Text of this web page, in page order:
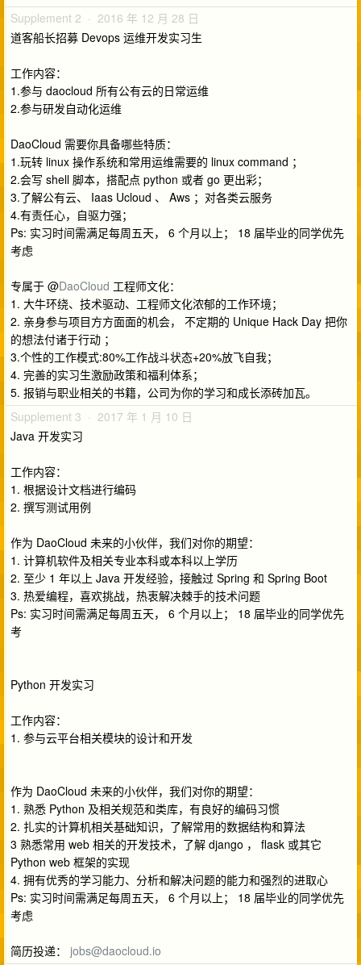
Supplement 2 · 2016 年 12 月 28 日
道客船长招募 Devops 运维开发实习生
工作内容：
1.参与 daocloud 所有公有云的日常运维
2.参与研发自动化运维
DaoCloud 需要你具备哪些特质：
1.玩转 linux 操作系统和常用运维需要的 linux command ；
2.会写 shell 脚本，搭配点 python 或者 go 更出彩；
3.了解公有云、 Iaas Ucloud 、 Aws ；对各类云服务
4.有责任心，自驱力强；
Ps: 实习时间需满足每周五天， 6 个月以上； 18 届毕业的同学优先
考虑
专属于 @DaoCloud 工程师文化：
1. 大牛环绕、技术驱动、工程师文化浓郁的工作环境；
2. 亲身参与项目方方面面的机会， 不定期的 Unique Hack Day 把你
的想法付诸于行动 ；
3.个性的工作模式:80%工作战斗状态+20%放飞自我；
4. 完善的实习生激励政策和福利体系；
5. 报销与职业相关的书籍，公司为你的学习和成长添砖加瓦。
Supplement 3 · 2017 年 1 月 10 日
Java 开发实习
工作内容：
1. 根据设计文档进行编码
2. 撰写测试用例
作为 DaoCloud 未来的小伙伴，我们对你的期望：
1. 计算机软件及相关专业本科或本科以上学历
2. 至少 1 年以上 Java 开发经验，接触过 Spring 和 Spring Boot
3. 热爱编程，喜欢挑战，热衷解决棘手的技术问题
Ps: 实习时间需满足每周五天， 6 个月以上； 18 届毕业的同学优先
考
Python 开发实习
工作内容：
1. 参与云平台相关模块的设计和开发
作为 DaoCloud 未来的小伙伴，我们对你的期望：
1. 熟悉 Python 及相关规范和类库，有良好的编码习惯
2. 扎实的计算机相关基础知识，了解常用的数据结构和算法
3 熟悉常用 web 相关的开发技术，了解 django ， flask 或其它
Python web 框架的实现
4. 拥有优秀的学习能力、分析和解决问题的能力和强烈的进取心
Ps: 实习时间需满足每周五天， 6 个月以上； 18 届毕业的同学优先
考虑
简历投递： jobs@daocloud.io